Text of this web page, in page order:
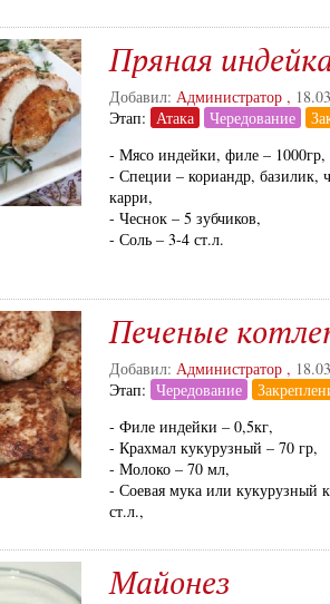
Пряная
Добавил: Администратор ,
Этап: Атака Чередование
- Мясо индейки, филе – 1000гр,
- Специи – кориандр, базилик,
карри,
- Чеснок – 5 зубчиков,
- Соль – 3-4 ст.л.
Печеные
Добавил: Администратор ,
Этап: Чередование
- Филе индейки – 0,5кг,
- Крахмал кукурузный – 70 гр,
- Молоко – 70 мл,
- Соевая мука или кукурузный
ст.л.,
Майонез